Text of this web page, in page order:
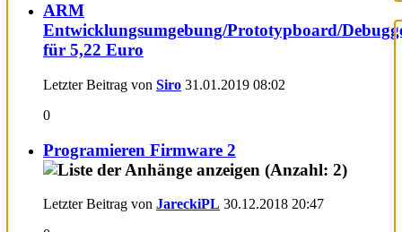
ARM
Entwicklungsumgebung/Prototypboard/
für 5,22 Euro
Letzter Beitrag von Siro 31.01.2019 08:02
0
Programieren Firmware 2
Letzter Beitrag von JareckiPL 30.12.2018 20:47